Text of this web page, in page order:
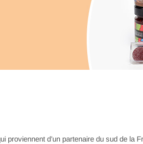
proviennent d’un partenaire du sud de la